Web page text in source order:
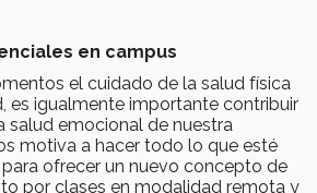
en campus
el cuidado de la salud física
es igualmente importante contribuir
salud emocional de nuestra
motiva a hacer todo lo que esté
ofrecer un nuevo concepto de
por clases en modalidad remota y